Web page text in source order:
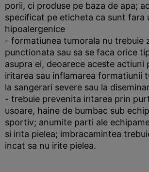
porii, ci produse pe baza de apa;
specificat pe eticheta ca sunt fara
hipoalergenice
- formatiunea tumorala nu trebuie
punctionata sau sa se faca orice
asupra ei, deoarece aceste actiuni
iritarea sau inflamarea formatiunii
la sangerari severe sau la
- trebuie prevenita iritarea prin
usoare, haine de bumbac sub
sportiv; anumite parti ale
si irita pielea; imbracamintea
incat sa nu irite pielea.